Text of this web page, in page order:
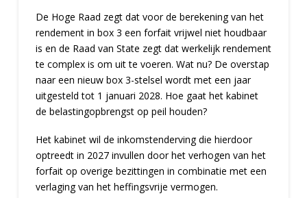
De Hoge Raad zegt dat voor de berekening van het
rendement in box 3 een forfait vrijwel niet houdbaar
is en de Raad van State zegt dat werkelijk rendement
te complex is om uit te voeren. Wat nu? De overstap
naar een nieuw box 3-stelsel wordt met een jaar
uitgesteld tot 1 januari 2028. Hoe gaat het kabinet
de belastingopbrengst op peil houden?
Het kabinet wil de inkomstenderving die hierdoor
optreedt in 2027 invullen door het verhogen van het
forfait op overige bezittingen in combinatie met een
verlaging van het heffingsvrije vermogen.